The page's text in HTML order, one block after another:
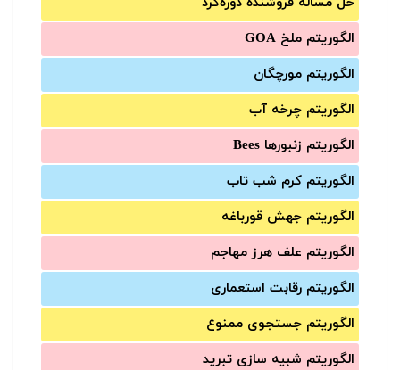
الگوریتم ملخ GOA
الگوریتم مورچگان
الگوریتم چرخه آب
الگوریتم زنبورها Bees
الگوریتم کرم شب تاب
الگوریتم جهش قورباغه
الگوریتم علف هرز مهاجم
الگوریتم رقابت استعماری
الگوریتم جستجوی ممنوع
الگوریتم شبیه سازی تبرید